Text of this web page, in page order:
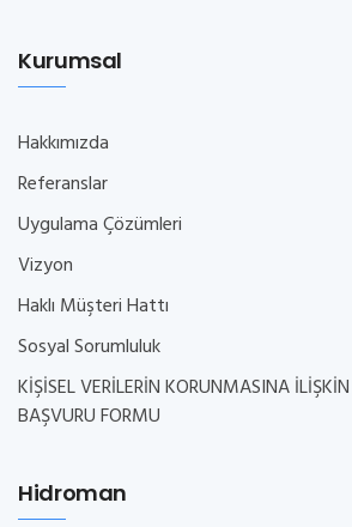
Kurumsal
Hakkımızda
Referanslar
Uygulama Çözümleri
Vizyon
Haklı Müşteri Hattı
Sosyal Sorumluluk
KİŞİSEL VERİLERİN KORUNMASINA
BAŞVURU FORMU
Hidroman